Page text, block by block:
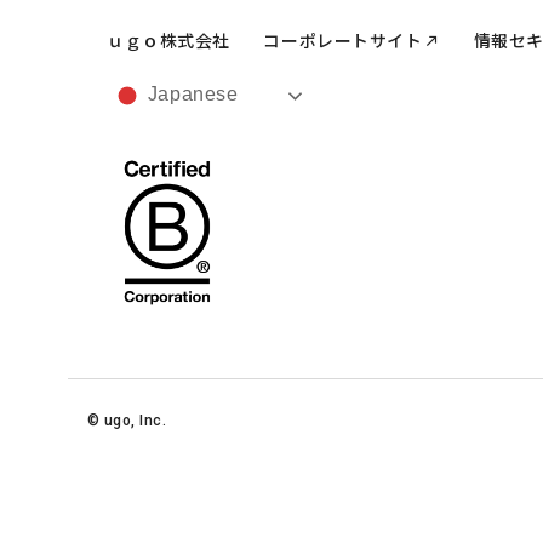
ｕｇｏ株式会社 コーポレートサイト 情報セ
Japanese
©︎ ugo, Inc.